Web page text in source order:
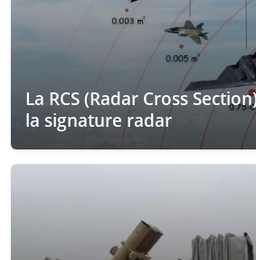
La RCS (Radar Cross
la signature radar